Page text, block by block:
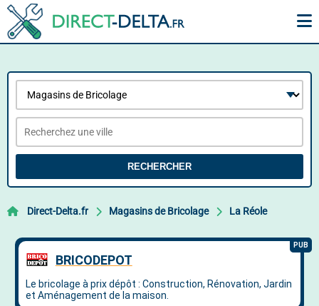
RECHERCHER
Direct-Delta.fr Magasins de Bricolage La Réole